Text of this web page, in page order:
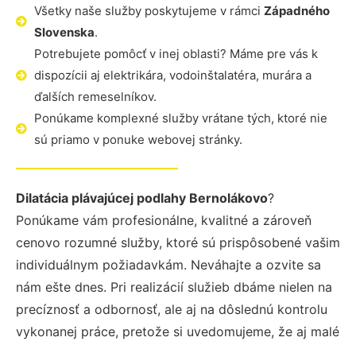
Všetky naše služby poskytujeme v rámci Západného
Slovenska.
Potrebujete pomôcť v inej oblasti? Máme pre vás k
dispozícii aj elektrikára, vodoinštalatéra, murára a
ďalších remeselníkov.
Ponúkame komplexné služby vrátane tých, ktoré nie
sú priamo v ponuke webovej stránky.
Dilatácia plávajúcej podlahy Bernolákovo?
Ponúkame vám profesionálne, kvalitné a zároveň
cenovo rozumné služby, ktoré sú prispôsobené vašim
individuálnym požiadavkám. Neváhajte a ozvite sa
nám ešte dnes. Pri realizácií služieb dbáme nielen na
precíznosť a odbornosť, ale aj na dôslednú kontrolu
vykonanej práce, pretože si uvedomujeme, že aj malé